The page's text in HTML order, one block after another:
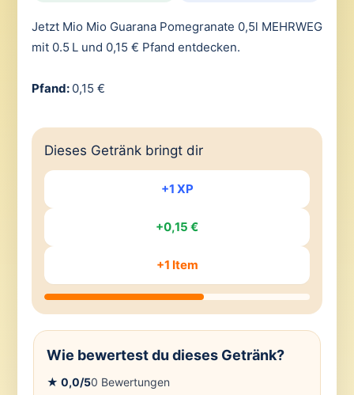
Jetzt Mio Mio Guarana Pomegranate 0,5l MEHRWEG
mit 0.5 L und 0,15 € Pfand entdecken.
Pfand: 0,15 €
Dieses Getränk bringt dir
+1 XP
+0,15 €
+1 Item
Wie bewertest du dieses Getränk?
★ 0,0/50 Bewertungen